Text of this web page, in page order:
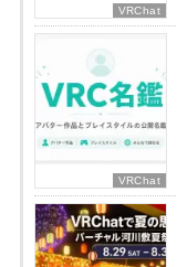
VRChat
VRChat